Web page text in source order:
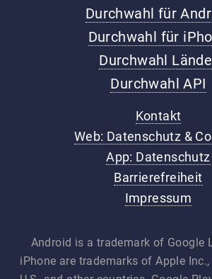
Durchwahl für
Durchwahl für
Durchwahl
Durchwahl API
Kontakt
Web: Datenschutz &
App: Datenschutz
Barrierefreiheit
Impressum
Android is a trademark of Google
iPhone are trademarks of Apple